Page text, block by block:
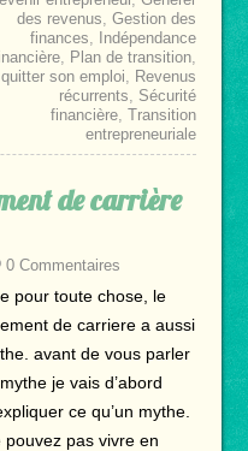
des revenus,Gestion des
finances,
Indépendance
, Plan de transition,
quitter son emploi, Revenus
récurrents, Sécurité
financière,Transition
entrepreneuriale
de carrière
0 Commentaires
pour toute chose, le
de carriere a aussi
avant de vous parler
je vais d’abord
ce qu’un mythe.
pas vivre en